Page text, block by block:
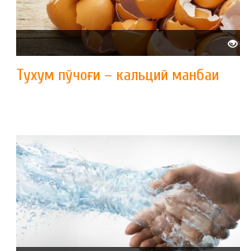
Тухум пўчоғи – кальций манбаи